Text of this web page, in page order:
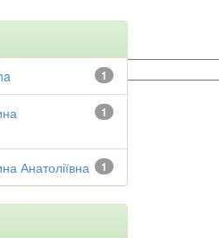
1
1
1
Анатоліївна